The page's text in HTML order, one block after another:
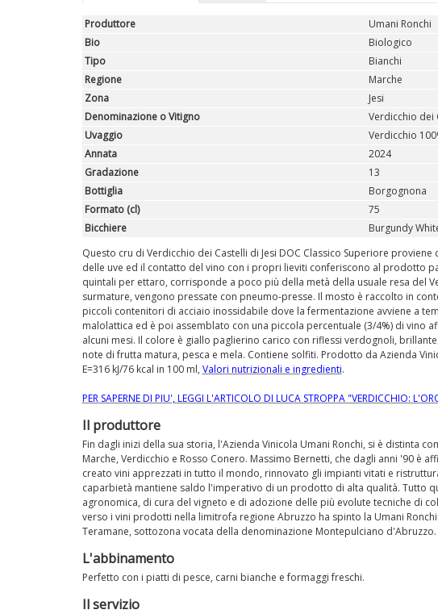
Produttore
Umani Ronchi
Bio
Biologico
Tipo
Bianchi
Regione
Marche
Zona
Jesi
Denominazione o Vitigno
Verdicchio dei
Uvaggio
Verdicchio
Annata
2024
Gradazione
13
Bottiglia
Borgognona
Formato (cl)
75
Bicchiere
Burgundy
Questo cru di Verdicchio dei Castelli di Jesi DOC Classico Superiore
delle uve ed il contatto del vino con i propri lieviti conferiscono al prodotto
quintali per ettaro, corrisponde a poco più della metà della usuale resa del
surmature, vengono pressate con pneumo-presse. Il mosto è raccolto in
piccoli contenitori di acciaio inossidabile dove la fermentazione avviene a
malolattica ed è poi assemblato con una piccola percentuale (3/4%) di
alcuni mesi. Il colore è giallo paglierino carico con riflessi verdognoli,
note di frutta matura, pesca e mela. Contiene solfiti. Prodotto da Azienda
E=316 kJ/76 kcal in 100 ml, Valori nutrizionali e ingredienti.
PER SAPERNE DI PIU', LEGGI L'ARTICOLO DI LUCA STROPPA "VERDICCHIO:
Il produttore
Fin dagli inizi della sua storia, l'Azienda Vinicola Umani Ronchi, si è distinta
Marche, Verdicchio e Rosso Conero. Massimo Bernetti, che dagli anni '90 è
creato vini apprezzati in tutto il mondo, rinnovato gli impianti vitati e
caparbietà mantiene saldo l'imperativo di un prodotto di alta qualità. Tutto
agronomica, di cura del vigneto e di adozione delle più evolute tecniche di
verso i vini prodotti nella limitrofa regione Abruzzo ha spinto la Umani
Teramane, sottozona vocata della denominazione Montepulciano d'Abruzzo.
L'abbinamento
Perfetto con i piatti di pesce, carni bianche e formaggi freschi.
Il servizio